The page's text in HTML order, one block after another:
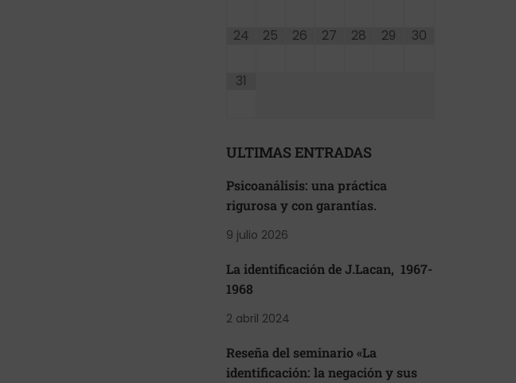
24 25 26 27 28 29 30
31
ULTIMAS ENTRADAS
Psicoanálisis: una práctica
rigurosa y con garantías.
9 julio 2026
La identificación de J.Lacan, 1967-
1968
2 abril 2024
Reseña del seminario «La
identificación: la negación y sus